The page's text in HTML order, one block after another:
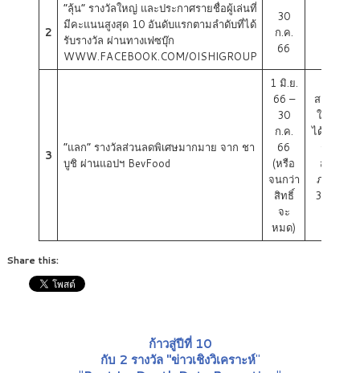
2
“ลุ้น” รางวัลใหญ่ และประกาศรายชื่อผู้เล่นที่
มีคะแนนสูงสุด 10 อันดับแรกตามลำดับที่ได้
รับรางวัล ผ่านทางเฟซบุ๊ก
WWW.FACEBOOK.COM/OISHIGROUP
30
ก.ค.
66
3
“แลก” รางวัลส่วนลดพิเศษมากมาย จาก ชา
บูชิ ผ่านแอปฯ BevFood
1 มิ.ย.
66 –
30
ก.ค.
66
(หรือ
จนกว่า
สิทธิ์
จะ
หมด)
สามารถ
ใช้สิทธิ์
ได้ที่ ชาบู
สาขา
ภายใน
31 ส.ค.
Share this:
ก้าวสู่ปีที่ 10
กับ 2 รางวัล "ข่าวเชิงวิเคราะห์"